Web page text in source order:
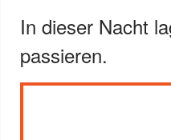
In dieser Nacht
passieren.